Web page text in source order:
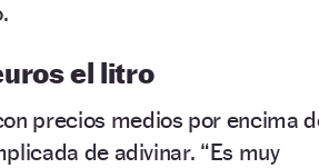
el litro
precios medios por encima
de adivinar. “Es muy